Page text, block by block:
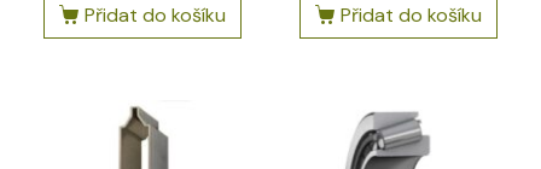
Přidat do košíku Přidat do košíku